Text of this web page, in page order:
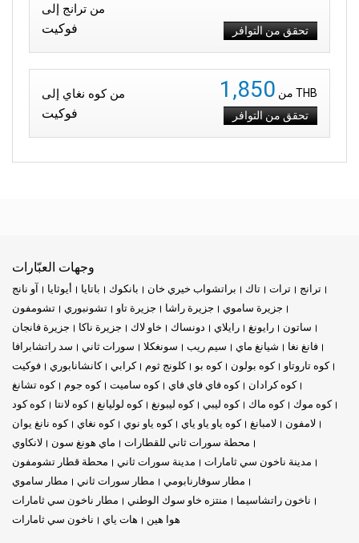
من ترانج إلى
فوكيت تحقق من التوافر
من كوه نغاي إلى
فوكيت
من 1,850
THB
تحقق من التوافر
وجهات العبّارات
آو نانج أيوثايا باتايا بانكوك براتشواب خيري خان تاك ترات
ترانج
تشومفون
تشونبوري جزيرة تاو جزيرة راشا
جزيرة ساموي
جزيرة فانجان
جزيرة ناكا خاو لاك دونساك رايلاي رايونغ
ساتون
سد راتشابرافا
سورات ثاني سونغكلا سيم ريب شيانغ ماي
فانغ نغا
فوكيت
كانشانابوري كرابي كلونج ثوم كوه بو كوه بولون
كوه تاروتاو
كوه تشانغ
كوه جوم كوه ساميت كوه فاي فاي فاي
كوه كرادان
كوه كود
كوه لانتا كوه لوليانغ كوه ليبونغ كوه ليبي كوه ماك
كوه موك
كوه نانغ يوان
كوه نغاي كوه ياو نوي كوه ياو ياو ياي لامبانغ
لامفون
لانكاوي
ماي هونغ سون
محطة سورات ثاني للقطارات
محطة قطار تشومفون
مدينة سورات ثاني
مدينة ناخون سي ثامارات
مطار ساموي
مطار سورات ثاني
مطار سوفارنابومي
مطار ناخون سي ثامارات
منتزه خاو سوك الوطني
ناخون راتشاسيما
ناخون سي ثامارات
هات ياي هوا هين